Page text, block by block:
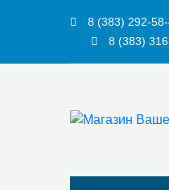
8 (383) 292-
8 (383)